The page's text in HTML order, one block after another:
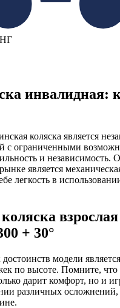
инвалидная:
коляска является
с ограниченными
и независимость.
является
легкость в
взрослая
+ 30°
модели
по высоте. Помните, что
дарит комфорт, но и
различных осложнений,